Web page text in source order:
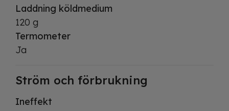
Laddning köldmedium
120 g
Termometer
Ja
Ström och förbrukning
Ineffekt